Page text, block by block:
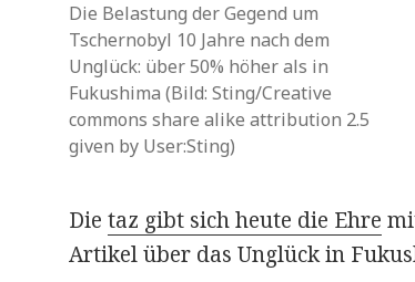
Die Belastung der Gegend um
Tschernobyl 10 Jahre nach dem
Unglück: über 50% höher als in
Fukushima (Bild: Sting/Creative
commons share alike attribution 2.5
given by User:Sting)
Dietaz gibt sich heute die Ehre
Artikel über das Unglück in